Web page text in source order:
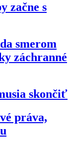
začne s
smerom
záchranné
skončiť
práva,